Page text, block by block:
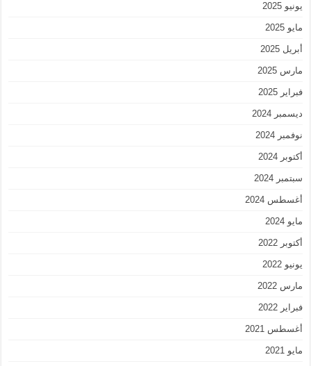
يونيو 2025
مايو 2025
أبريل 2025
مارس 2025
فبراير 2025
ديسمبر 2024
نوفمبر 2024
أكتوبر 2024
سبتمبر 2024
أغسطس 2024
مايو 2024
أكتوبر 2022
يونيو 2022
مارس 2022
فبراير 2022
أغسطس 2021
مايو 2021